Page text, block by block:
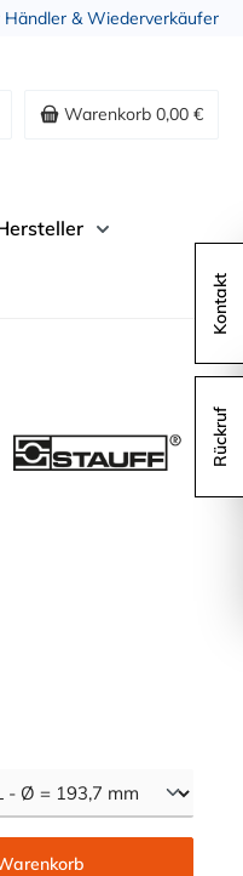
& Wiederverkäufer
Warenkorb 0,00 €
Kontakt
Rückruf